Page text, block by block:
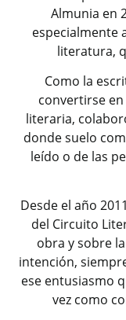
Almunia en
especialmente
literatura,
Como la
convertirse
literaria,
donde suelo
leído o de las
Desde el año
del Circuito
obra y sobre
intención,
ese entusiasmo
vez como